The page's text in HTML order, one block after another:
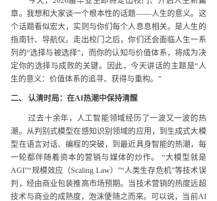
章。我想和大家谈一个根本性的话题——人生的意义。这
个话题看似宏大，实则与你们每个人息息相关，是人生的
指南针、导航仪。走出校门之后，你们还会面临人生一系
列的“选择与被选择”，而你的认知与价值体系，将成为决
定你的选择与成败的关键。因此，今天讲话的主题是“人
生的意义：价值体系的追寻、获得与重构。”
二、认清时局：在AI热潮中保持清醒
过去十余年，人工智能领域经历了一波又一波的热
潮。从判别式模型在感知识别领域的应用，到生成式大模
型在语言对话、编程的突破，到最近具身智能的热潮，每
一轮都伴随着资本的营销与媒体的炒作。 “大模型就是
AGI”“规模效应（Scaling Law）”“人类生存危机”等技术误
判，经由商业包装推高市场预期。当技术营销的热度远超
技术与商业的成熟度，泡沫便随之而来。可以说，当前AI